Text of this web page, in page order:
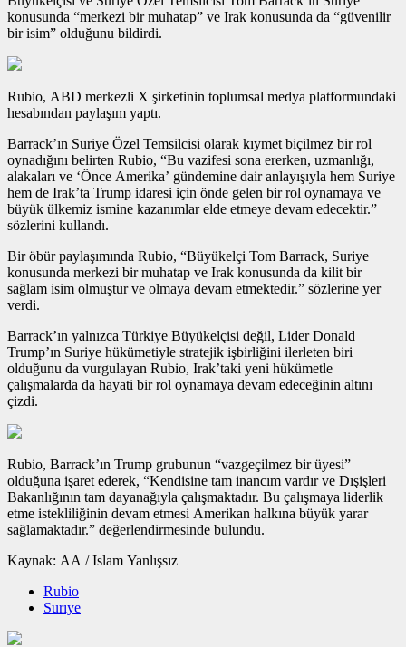
konusunda “merkezi bir muhatap” ve Irak konusunda da “güvenilir
bir isim” olduğunu bildirdi.
Rubio, ABD merkezli X şirketinin toplumsal medya platformundaki
hesabından paylaşım yaptı.
Barrack’ın Suriye Özel Temsilcisi olarak kıymet biçilmez bir rol
oynadığını belirten Rubio, “Bu vazifesi sona ererken, uzmanlığı,
alakaları ve ‘Önce Amerika’ gündemine dair anlayışıyla hem Suriye
hem de Irak’ta Trump idaresi için önde gelen bir rol oynamaya ve
büyük ülkemiz ismine kazanımlar elde etmeye devam edecektir.”
sözlerini kullandı.
Bir öbür paylaşımında Rubio, “Büyükelçi Tom Barrack, Suriye
konusunda merkezi bir muhatap ve Irak konusunda da kilit bir
sağlam isim olmuştur ve olmaya devam etmektedir.” sözlerine yer
verdi.
Barrack’ın yalnızca Türkiye Büyükelçisi değil, Lider Donald
Trump’ın Suriye hükümetiyle stratejik işbirliğini ilerleten biri
olduğunu da vurgulayan Rubio, Irak’taki yeni hükümetle
çalışmalarda da hayati bir rol oynamaya devam edeceğinin altını
çizdi.
Rubio, Barrack’ın Trump grubunun “vazgeçilmez bir üyesi”
olduğuna işaret ederek, “Kendisine tam inancım vardır ve Dışişleri
Bakanlığının tam dayanağıyla çalışmaktadır. Bu çalışmaya liderlik
etme istekliliğinin devam etmesi Amerikan halkına büyük yarar
sağlamaktadır.” değerlendirmesinde bulundu.
Kaynak: AA / Islam Yanlışsız
Rubio
Surıye